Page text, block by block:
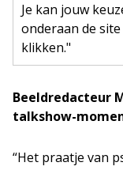
Je kan jouw
onderaan de
klikken."
Beeldredacteur
talkshow-
“Het praatje van